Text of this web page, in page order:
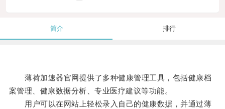
简介 排行
薄荷加速器官网提供了多种健康管理工具，包括健康档
案管理、健康数据分析、专业医疗建议等功能。
用户可以在网站上轻松录入自己的健康数据，并通过薄